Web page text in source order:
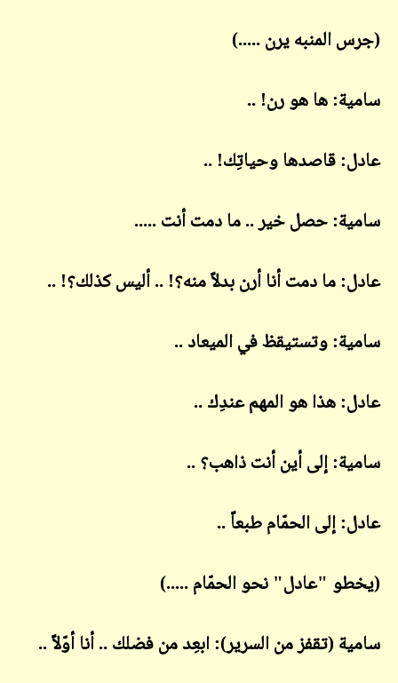
(جرس المنبه يرن .....)
سامية: ها هو رن! ..
عادل: قاصدها وحياتِك! ..
سامية: حصل خير .. ما دمت أنت .....
عادل: ما دمت أنا أرن بدلاً منه؟! .. أليس كذلك؟! ..
سامية: وتستيقظ في الميعاد ..
عادل: هذا هو المهم عندِك ..
سامية: إلى أين أنت ذاهب؟ ..
عادل: إلى الحمّام طبعاً ..
(يخطو "عادل" نحو الحمّام .....)
سامية (تقفز من السرير): ابعِد من فضلك .. أنا أوّلاً ..